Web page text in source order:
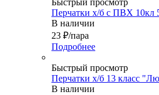
Перчатки х/б с ПВХ 10кл
В наличии
23 ₽/пара
Подробнее
Быстрый просмотр
Перчатки х/б 13 класс
В наличии